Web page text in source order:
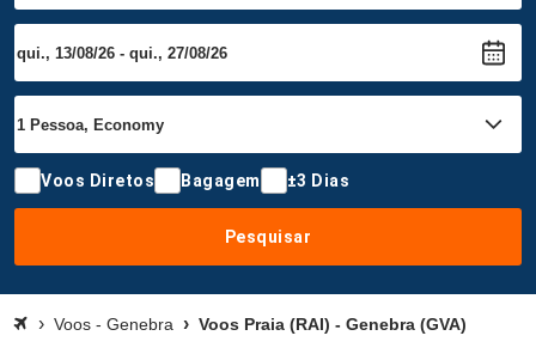
Voos Diretos Bagagem ±3 Dias
Pesquisar
Voos - Genebra Voos Praia (RAI) - Genebra (GVA)